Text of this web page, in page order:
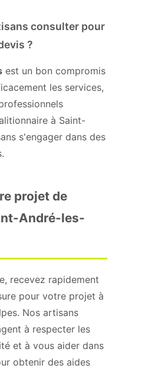
consulter pour
?
est un bon compromis
les services,
à Saint-
s'engager dans des
projet de
André-les-
recevez rapidement
pour votre projet à
Nos artisans
à respecter les
et à vous aider dans
obtenir des aides